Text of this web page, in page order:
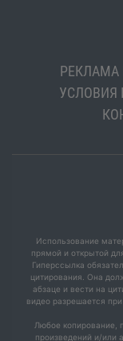
РЕКЛАМА
УСЛОВИЯ
Использование
прямой и открытой
Гиперссылка
цитирования. Она
абзаце и вести на
видео разрешается
Любое копирование,
произведений и/или